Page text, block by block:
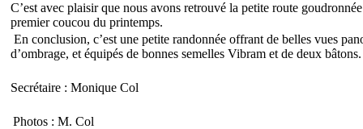
C’est avec plaisir que nous avons retrouvé la petite route
premier coucou du printemps.
En conclusion, c’est une petite randonnée offrant de belles vues
d’ombrage, et équipés de bonnes semelles Vibram et de deux bâtons.
Secrétaire : Monique Col
Photos : M. Col